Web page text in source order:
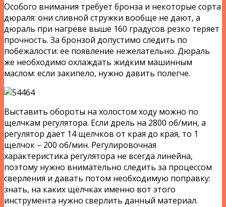
Особого внимания требует бронза и некоторые сорта
дюраля: они сливной стружки вообще не дают, а
дюраль при нагреве выше 160 градусов резко теряет
прочность. За бронзой допустимо следить по
побежалости: ее появление нежелательно. Дюраль
же необходимо охлаждать жидким машинным
маслом: если закипело, нужно давить полегче.
Выставить обороты на холостом ходу можно по
щелчкам регулятора. Если дрель на 2800 об/мин, а
регулятор дает 14 щелчков от края до края, то 1
щелчок – 200 об/мин. Регулировочная
характеристика регулятора не всегда линейна,
поэтому нужно внимательно следить за процессом
сверления и давать потом необходимую поправку:
знать, на каких щелчках именно вот этого
инструмента нужно сверлить данный материал.